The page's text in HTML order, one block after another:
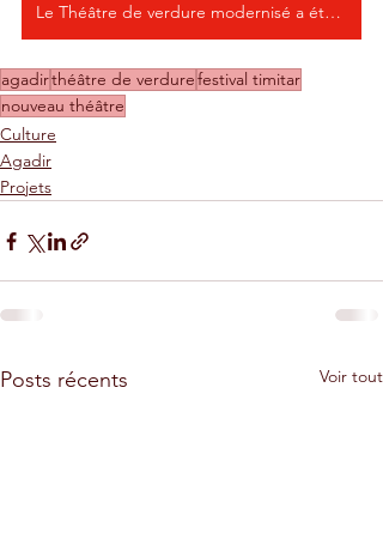
Le Théâtre de verdure modernisé a été inauguré le 5 août 2023
agadirthéâtre de verdurefestival timitar
nouveau théâtre
Culture
Agadir
Projets
Posts récents Voir tout